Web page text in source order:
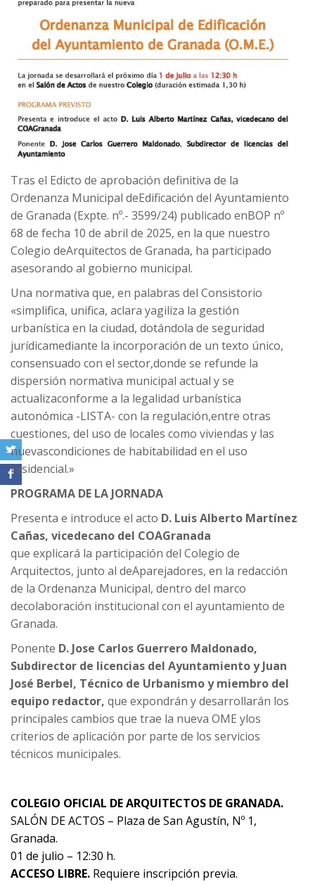
Tras el Edicto de aprobación definitiva de la
Ordenanza Municipal deEdificación del Ayuntamiento
de Granada (Expte. nº.- 3599/24) publicado enBOP nº
68 de fecha 10 de abril de 2025, en la que nuestro
Colegio deArquitectos de Granada, ha participado
asesorando al gobierno municipal.
Una normativa que, en palabras del Consistorio
«simplifica, unifica, aclara yagiliza la gestión
urbanística en la ciudad, dotándola de seguridad
jurídicamediante la incorporación de un texto único,
consensuado con el sector,donde se refunde la
dispersión normativa municipal actual y se
actualizaconforme a la legalidad urbanística
autonómica -LISTA- con la regulación,entre otras
cuestiones, del uso de locales como viviendas y las
nuevascondiciones de habitabilidad en el uso
residencial.»
PROGRAMA DE LA JORNADA
Presenta e introduce el acto D. Luis Alberto Martínez
Cañas, vicedecano del COAGranada
que explicará la participación del Colegio de
Arquitectos, junto al deAparejadores, en la redacción
de la Ordenanza Municipal, dentro del marco
decolaboración institucional con el ayuntamiento de
Granada.
Ponente D. Jose Carlos Guerrero Maldonado,
Subdirector de licencias del Ayuntamiento y Juan
José Berbel, Técnico de Urbanismo y miembro del
equipo redactor, que expondrán y desarrollarán los
principales cambios que trae la nueva OME ylos
criterios de aplicación por parte de los servicios
técnicos municipales.
COLEGIO OFICIAL DE ARQUITECTOS DE GRANADA.
SALÓN DE ACTOS – Plaza de San Agustín, Nº 1,
Granada.
01 de julio – 12:30 h.
ACCESO LIBRE. Requiere inscripción previa.